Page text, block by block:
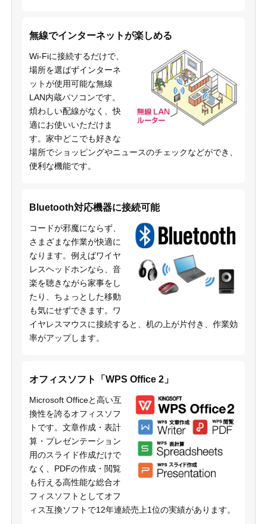
無線でインターネットが楽しめる
Wi-Fiに接続するだけで、
場所を選ばずインターネ
ットが使用可能な無線
LAN内蔵パソコンです。
煩わしい配線がなく、快
適にお使いいただけま
す。家中どこでも好きな
場所でショッピングやニュースのチェックなどができ、
便利な機能です。
Bluetooth対応機器に接続可能
コードが邪魔にならず、
さまざまな作業が快適に
なります。例えばワイヤ
レスヘッドホンなら、音
楽を聴きながら家事をし
たり、ちょっとした移動
も気にせずできます。ワ
イヤレスマウスに接続すると、机の上が片付き、作業効
率がアップします。
オフィスソフト「WPS Office 2」
Microsoft Officeと高い互
換性を誇るオフィスソフ
トです。文章作成・表計
算・プレゼンテーション
用のスライド作成だけで
なく、PDFの作成・閲覧
も行える高性能な総合オ
フィスソフトとしてオフ
ィス互換ソフトで12年連続売上1位の実績があります。